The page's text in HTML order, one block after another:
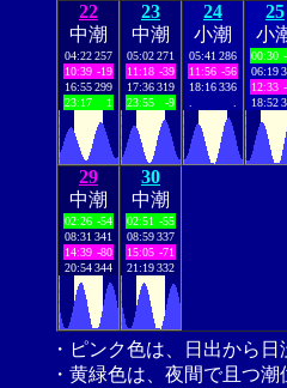
22
中潮
04:22257
10:39 -19
16:55299
23:17
1
23
中潮
05:02271
11:18 -39
17:36319
23:55
-9
24
小潮
05:41 286
11:56 -56
18:16336
25
小
00:30
06:19
12:33
18:52
29
中潮
02:26 -54
08:31 341
14:39 -80
20:54344
30
中潮
02:51 -55
08:59337
15:05 -71
21:19332
・ピンク色は、日出から
・黄緑色は、夜間で且つ